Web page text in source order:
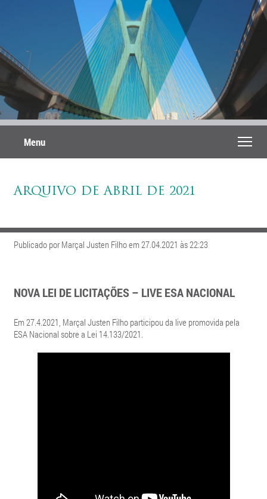
Menu
ARQUIVO DE ABRIL DE 2021
Publicado por Marçal Justen Filho em 27.04.2021 às 22:23
NOVA LEI DE LICITAÇÕES – LIVE ESA NACIONAL
Em 27.4.2021, Marçal Justen Filho participou da live promovida pela
ESA Nacional sobre a Lei 14.133/2021.